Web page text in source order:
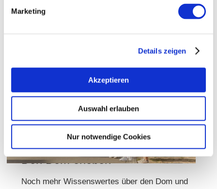
Marketing
Details zeigen
Akzeptieren
Auswahl erlauben
Nur notwendige Cookies
Den Dom erleben
Noch mehr Wissenswertes über den Dom und